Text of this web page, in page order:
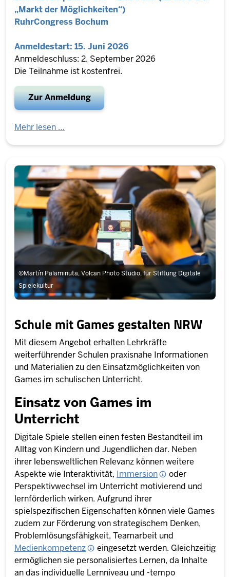
„Markt der Möglichkeiten“)
RuhrCongress Bochum
Anmeldestart: 15. Juni 2026
Anmeldeschluss: 2. September 2026
Die Teilnahme ist kostenfrei.
Zur Anmeldung
Mehr lesen …
©Martín Palaminuta, Volcan Photo Studio, für Stiftung Digitale
Spielekultur
Schule mit Games gestalten NRW
Mit diesem Angebot erhalten Lehrkräfte
weiterführender Schulen praxisnahe Informationen
und Materialien zu den Einsatzmöglichkeiten von
Games im schulischen Unterricht.
Einsatz von Games im
Unterricht
Digitale Spiele stellen einen festen Bestandteil im
Alltag von Kindern und Jugendlichen dar. Neben
ihrer lebensweltlichen Relevanz können weitere
Aspekte wie Interaktivität, Immersion
oder
Perspektivwechsel im Unterricht motivierend und
lernförderlich wirken. Aufgrund ihrer
spielspezifischen Eigenschaften können viele Games
zudem zur Förderung von strategischem Denken,
Problemlösungsfähigkeit, Teamarbeit und
Medienkompetenz
eingesetzt werden. Gleichzeitig
ermöglichen sie personalisiertes Lernen, da Inhalte
an das individuelle Lernniveau und -tempo